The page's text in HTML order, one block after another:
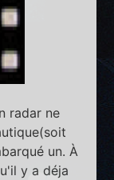
radar ne
un. À
y a déja